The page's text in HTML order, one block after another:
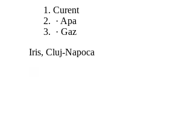
Curent
· Apa
· Gaz
Iris, Cluj-Napoca